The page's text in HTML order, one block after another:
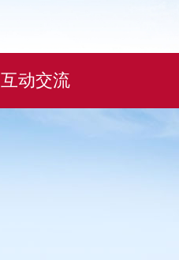
互动交流